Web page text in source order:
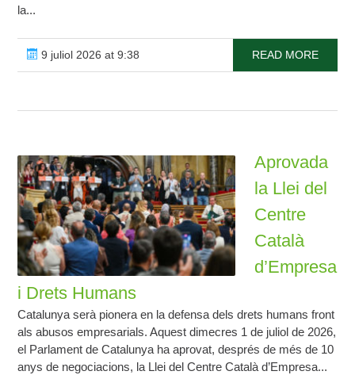
la...
9 juliol 2026 at 9:38 READ MORE
Aprovada
la Llei del
Centre
Català
d’Empresa
i Drets Humans
Catalunya serà pionera en la defensa dels drets humans front
als abusos empresarials. Aquest dimecres 1 de juliol de 2026,
el Parlament de Catalunya ha aprovat, després de més de 10
anys de negociacions, la Llei del Centre Català d’Empresa...